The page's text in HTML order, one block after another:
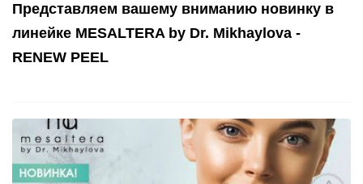
Представляем вашему вниманию новинку в
линейке MESALTERA by Dr. Mikhaylova -
RENEW PEEL